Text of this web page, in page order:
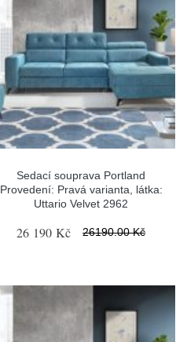
Sedací souprava Portland
Provedení: Pravá varianta, látka:
Uttario Velvet 2962
26 190 Kč 26190.00 Kč